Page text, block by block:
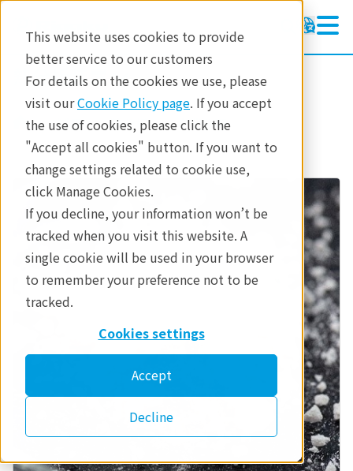
This website uses cookies to provide
better service to our customers
For details on the cookies we use, please
visit ourCookie Policy page. If you accept
the use of cookies, please click the
"Accept all cookies" button. If you want to
change settings related to cookie use,
click Manage Cookies.
If you decline, your information won’t be
tracked when you visit this website. A
single cookie will be used in your browser
to remember your preference not to be
tracked.
Cookies settings
Accept
Decline
熱分析装置
熱分析装置
ラーニング
製品
産業分野
お問合せ
製品 熱分析 産業分野